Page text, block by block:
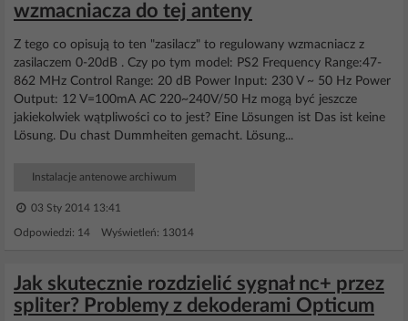
wzmacniacza do tej anteny
Z tego co opisują to ten "zasilacz" to regulowany wzmacniacz z
zasilaczem 0-20dB . Czy po tym model: PS2 Frequency Range:47-
862 MHz Control Range: 20 dB Power Input: 230 V ~ 50 Hz Power
Output: 12 V=100mA AC 220~240V/50 Hz mogą być jeszcze
jakiekolwiek wątpliwości co to jest? Eine Lösungen ist Das ist keine
Lösung. Du chast Dummheiten gemacht. Lösung...
Instalacje antenowe archiwum
03 Sty 2014 13:41
Odpowiedzi: 14 Wyświetleń: 13014
Jak skutecznie rozdzielić sygnał nc+ przez
spliter? Problemy z dekoderami Opticum